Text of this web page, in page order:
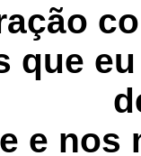
que
e nos